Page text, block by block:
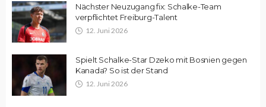
Nächster Neuzugang fix: Schalke-Team
verpflichtet Freiburg-Talent
12. Juni 2026
Spielt Schalke-Star Dzeko mit Bosnien gegen
Kanada? So ist der Stand
12. Juni 2026